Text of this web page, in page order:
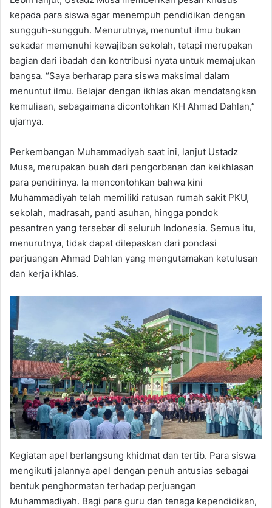
kepada para siswa agar menempuh pendidikan dengan
sungguh-sungguh. Menurutnya, menuntut ilmu bukan
sekadar memenuhi kewajiban sekolah, tetapi merupakan
bagian dari ibadah dan kontribusi nyata untuk memajukan
bangsa. “Saya berharap para siswa maksimal dalam
menuntut ilmu. Belajar dengan ikhlas akan mendatangkan
kemuliaan, sebagaimana dicontohkan KH Ahmad Dahlan,”
ujarnya.
Perkembangan Muhammadiyah saat ini, lanjut Ustadz
Musa, merupakan buah dari pengorbanan dan keikhlasan
para pendirinya. Ia mencontohkan bahwa kini
Muhammadiyah telah memiliki ratusan rumah sakit PKU,
sekolah, madrasah, panti asuhan, hingga pondok
pesantren yang tersebar di seluruh Indonesia. Semua itu,
menurutnya, tidak dapat dilepaskan dari pondasi
perjuangan Ahmad Dahlan yang mengutamakan ketulusan
dan kerja ikhlas.
Kegiatan apel berlangsung khidmat dan tertib. Para siswa
mengikuti jalannya apel dengan penuh antusias sebagai
bentuk penghormatan terhadap perjuangan
Muhammadiyah. Bagi para guru dan tenaga kependidikan,